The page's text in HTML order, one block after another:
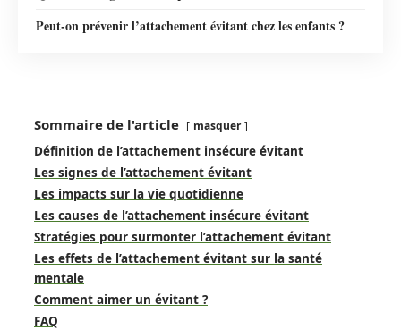
Peut-on prévenir l’attachement évitant chez les enfants ?
Sommaire de l'article masquer
Définition de l’attachement insécure évitant
Les signes de l’attachement évitant
Les impacts sur la vie quotidienne
Les causes de l’attachement insécure évitant
Stratégies pour surmonter l’attachement évitant
Les effets de l’attachement évitant sur la santé
mentale
Comment aimer un évitant ?
FAQ